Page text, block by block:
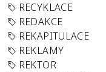
RECYKLACE
REDAKCE
REKAPITULACE
REKLAMY
REKTOR